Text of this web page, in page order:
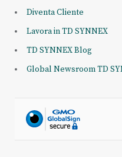
Diventa Cliente
Lavora in TD SYNNEX
TD SYNNEX Blog
Global Newsroom TD